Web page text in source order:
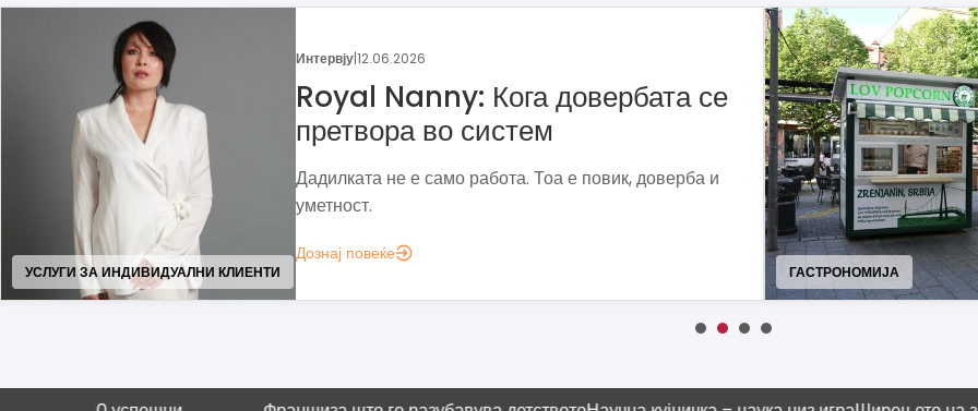
ГАСТРОНОМИЈА
Моја франшиза|27.04.2026
LOV Popcorn: традиција што се
шири преку франшиза
Семејна традиција што ги претвора пуканките во
глобална деловна можност.
Дознај повеќе
МОДА